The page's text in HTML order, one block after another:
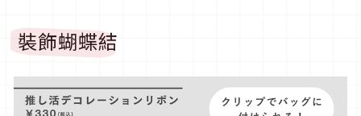
裝飾蝴蝶結